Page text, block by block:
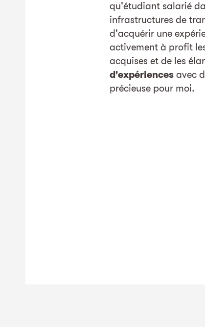
qu'étudiant salarié
infrastructures de
d'acquérir une
activement à profit
acquises et de les
d'expériences avec
précieuse pour moi.